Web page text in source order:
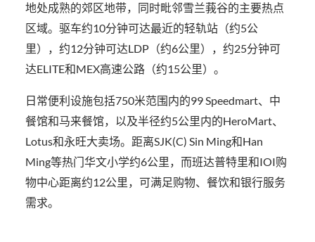
地处成熟的郊区地带，同时毗邻雪兰莪谷的主要热点
区域。驱车约10分钟可达最近的轻轨站（约5公
里），约12分钟可达LDP（约6公里），约25分钟可
达ELITE和MEX高速公路（约15公里）。
日常便利设施包括750米范围内的99 Speedmart、中
餐馆和马来餐馆，以及半径约5公里内的HeroMart、
Lotus和永旺大卖场。距离SJK(C) Sin Ming和Han
Ming等热门华文小学约6公里，而班达普特里和IOI购
物中心距离约12公里，可满足购物、餐饮和银行服务
需求。